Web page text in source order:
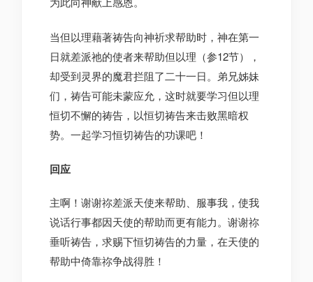
当但以理藉著祷告向神祈求帮助时，神在第一
日就差派祂的使者来帮助但以理（参12节），
却受到灵界的魔君拦阻了二十一日。弟兄姊妹
们，祷告可能未蒙应允，这时就要学习但以理
恒切不懈的祷告，以恒切祷告来击败黑暗权
势。一起学习恒切祷告的功课吧！
回应
主啊！谢谢祢差派天使来帮助、服事我，使我
说话行事都因天使的帮助而更有能力。谢谢祢
垂听祷告，求赐下恒切祷告的力量，在天使的
帮助中倚靠祢争战得胜！